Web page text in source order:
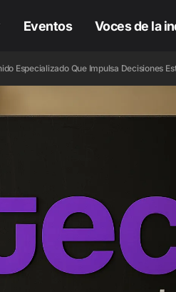
Eventos Voces de la
Especializado Que Impulsa Decisiones
ChatGPT Ads llega a
México con píxel,
matching
y conversiones